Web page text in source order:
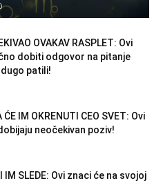
OVAKAV RASPLET: Ovi
dobiti odgovor na pitanje
patili!
ĆE IM OKRENUTI CEO SVET: Ovi
neočekivan poziv!
IM SLEDE: Ovi znaci će na svojoj